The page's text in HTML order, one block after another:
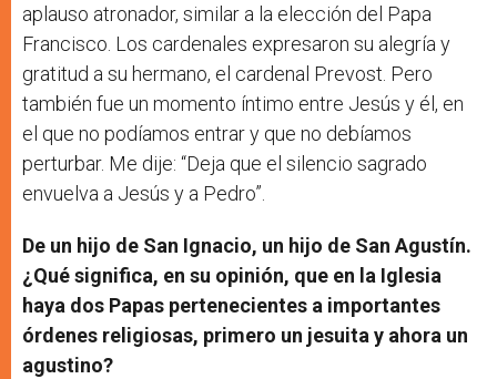
aplauso atronador, similar a la elección del Papa
Francisco. Los cardenales expresaron su alegría y
gratitud a su hermano, el cardenal Prevost. Pero
también fue un momento íntimo entre Jesús y él, en
el que no podíamos entrar y que no debíamos
perturbar. Me dije: “Deja que el silencio sagrado
envuelva a Jesús y a Pedro”.
De un hijo de San Ignacio, un hijo de San Agustín.
¿Qué significa, en su opinión, que en la Iglesia
haya dos Papas pertenecientes a importantes
órdenes religiosas, primero un jesuita y ahora un
agustino?